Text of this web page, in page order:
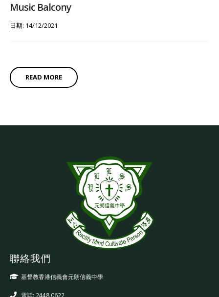
Music Balcony
日期: 14/12/2021
READ MORE
聯絡我們
基督教香港信義會元朗信義中學
電話: 2448 0622